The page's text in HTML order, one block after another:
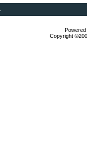
Copyright